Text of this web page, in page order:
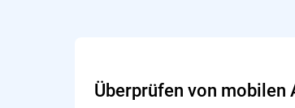
Überprüfen von mobilen